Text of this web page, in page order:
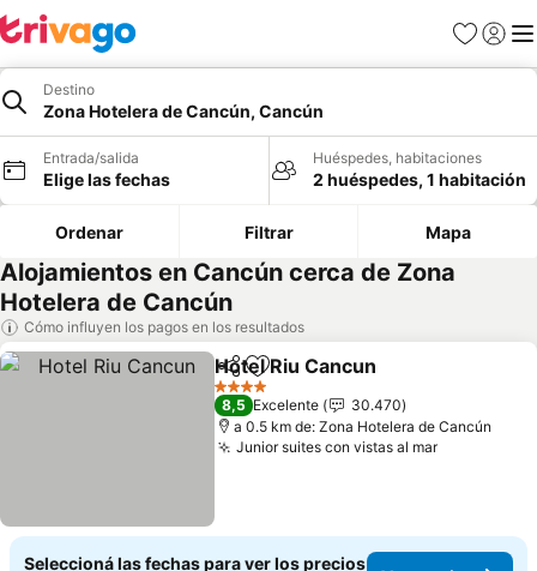
Favoritos
Iniciar
Destino
Zona Hotelera de Cancún, Cancún
Entrada/salida
Elige las fechas
Huéspedes, habitaciones
2 huéspedes, 1 habitación
Ordenar Filtrar Mapa
Alojamientos en Cancún cerca de Zona
Hotelera de Cancún
Cómo influyen los pagos en los resultados
CompartirAñadir a favoritos
Hotel Riu Cancun
4 Estrellas
8,5 Excelente
30.470
a 0.5 km de: Zona Hotelera de Cancún
Junior suites con vistas al marVer
Seleccioná las fechas para ver los precios